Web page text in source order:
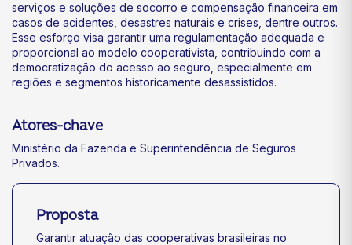
serviços e soluções de socorro e compensação financeira em
casos de acidentes, desastres naturais e crises, dentre outros.
Esse esforço visa garantir uma regulamentação adequada e
proporcional ao modelo cooperativista, contribuindo com a
democratização do acesso ao seguro, especialmente em
regiões e segmentos historicamente desassistidos.
Atores-chave
Ministério da Fazenda e Superintendência de Seguros
Privados.
Proposta
Garantir atuação das cooperativas brasileiras no